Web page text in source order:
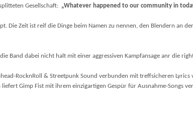
Gesellschaft: „Whatever happened to our community in
Die Zeit ist reif die Dinge beim Namen zu nennen, den Blendern
Band dabei nicht halt mit einer aggressiven Kampfansage anr die
RocknRoll & Streetpunk Sound verbunden mit treffsicheren
Gimp Fist mit ihrem einzigartigen Gespür für Ausnahme-Songs